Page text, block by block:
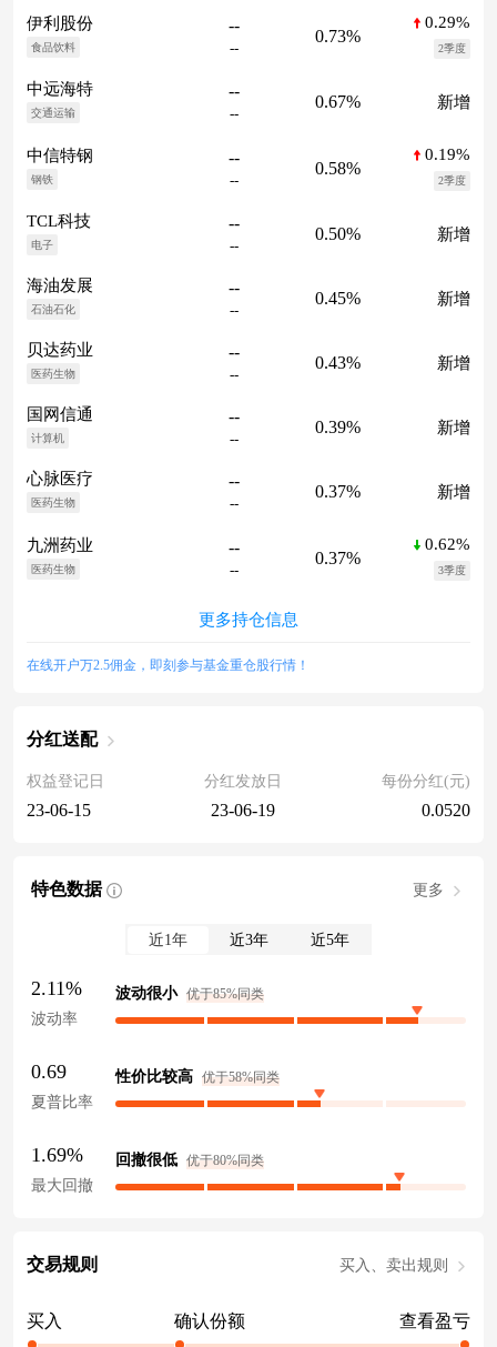
伊利股份
食品饮料
--
--
0.73%
0.29%
2季度
中远海特
交通运输
--
--
0.67% 新增
中信特钢
钢铁
--
--
0.58%
0.19%
2季度
TCL科技
电子
--
--
0.50% 新增
海油发展
石油石化
--
--
0.45% 新增
贝达药业
医药生物
--
--
0.43% 新增
国网信通
计算机
--
--
0.39% 新增
心脉医疗
医药生物
--
--
0.37% 新增
九洲药业
医药生物
--
--
0.37%
0.62%
3季度
更多持仓信息
在线开户万2.5佣金，即刻参与基金重仓股行情！
分红送配
权益登记日
23-06-15
分红发放日
23-06-19
每份分红(元)
0.0520
特色数据 更多
近1年 近3年 近5年
2.11%
波动率
波动很小 优于85%同类
0.69
夏普比率
性价比较高 优于58%同类
1.69%
最大回撤
回撤很低 优于80%同类
交易规则 买入、卖出规则
买入 确认份额 查看盈亏